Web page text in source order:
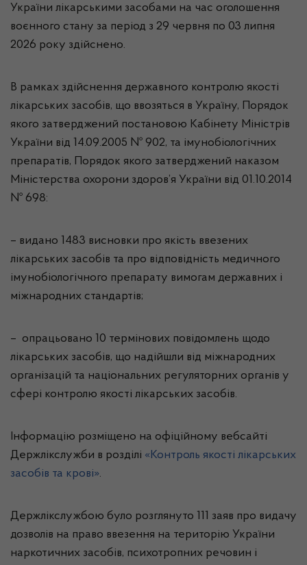
України лікарськими засобами на час оголошення
воєнного стану за період з 29 червня по 03 липня
2026 року здійснено.
В рамках здійснення державного контролю якості
лікарських засобів, що ввозяться в Україну, Порядок
якого затверджений постановою Кабінету Міністрів
України від 14.09.2005 № 902, та імунобіологічних
препаратів, Порядок якого затверджений наказом
Міністерства охорони здоров’я України від 01.10.2014
№ 698:
– видано 1483 висновки про якість ввезених
лікарських засобів та про відповідність медичного
імунобіологічного препарату вимогам державних і
міжнародних стандартів;
– опрацьовано 10 термінових повідомлень щодо
лікарських засобів, що надійшли від міжнародних
організацій та національних регуляторних органів у
сфері контролю якості лікарських засобів.
Інформацію розміщено на офіційному вебсайті
Держлікслужби в розділі «Контроль якості лікарських
засобів та крові».
Держлікслужбою було розглянуто 111 заяв про видачу
дозволів на право ввезення на територію України
наркотичних засобів, психотропних речовин і